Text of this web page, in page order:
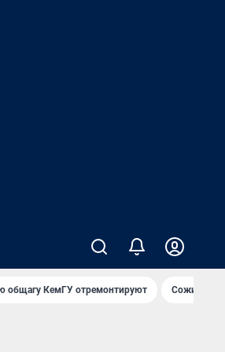
общагу КемГУ отремонтируют